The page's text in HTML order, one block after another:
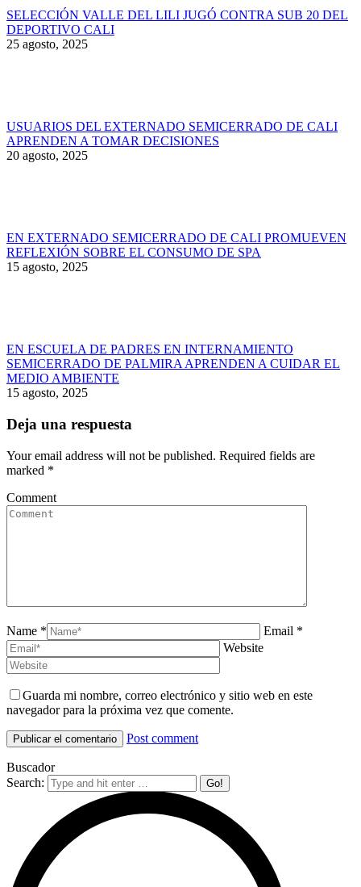
SELECCIÓN VALLE DEL LILI JUGÓ CONTRA SUB 20 DEL
DEPORTIVO CALI
25 agosto, 2025
USUARIOS DEL EXTERNADO SEMICERRADO DE CALI
APRENDEN A TOMAR DECISIONES
20 agosto, 2025
EN EXTERNADO SEMICERRADO DE CALI PROMUEVEN
REFLEXIÓN SOBRE EL CONSUMO DE SPA
15 agosto, 2025
EN ESCUELA DE PADRES EN INTERNAMIENTO
SEMICERRADO DE PALMIRA APRENDEN A CUIDAR EL
MEDIO AMBIENTE
15 agosto, 2025
Deja una respuesta
Your email address will not be published. Required fields are
marked *
Comment
Name *
Email *
Website
Guarda mi nombre, correo electrónico y sitio web en este
navegador para la próxima vez que comente.
Post comment
Buscador
Search: